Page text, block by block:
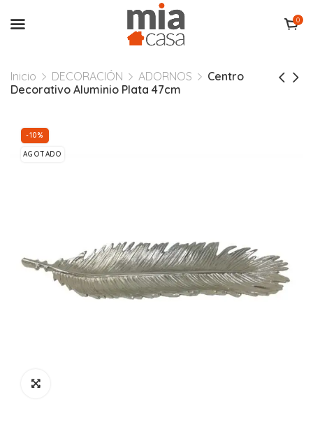
0
Inicio DECORACIÓN ADORNOS
Centro
Decorativo Aluminio Plata 47cm
-10%
AGOTADO